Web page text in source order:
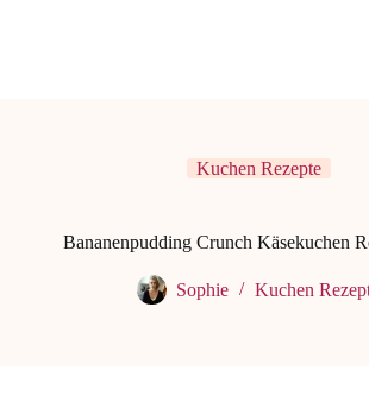
Kuchen Rezepte
Bananenpudding Crunch Käsekuchen
Sophie Kuchen